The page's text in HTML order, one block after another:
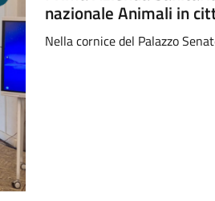
nazionale Animali in
Nella cornice del Palazzo